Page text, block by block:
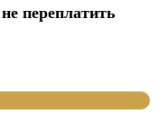
переплатить